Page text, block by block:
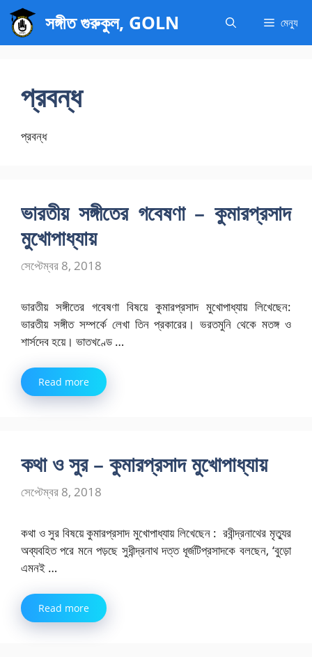
এড়িেয়
লেখায়
যান
সঙ্গীত গুরুকুল, GOLN মেন্যু
প্রবন্ধ
প্রবন্ধ
ভারতীয় সঙ্গীতের গবেষণা – কুমারপ্রসাদ
মুখোপাধ্যায়
সেপ্টেম্বর 8, 2018
ভারতীয় সঙ্গীতের গবেষণা বিষয়ে কুমারপ্রসাদ মুখোপাধ্যায় লিখেছেন:
ভারতীয় সঙ্গীত সম্পর্কে লেখা তিন প্রকারের। ভরতমুনি থেকে মতঙ্গ ও
শার্সদেব হয়ে। ভাতখণ্ডে …
Read more
কথা ও সুর – কুমারপ্রসাদ মুখোপাধ্যায়
সেপ্টেম্বর 8, 2018
কথা ও সুর বিষয়ে কুমারপ্রসাদ মুখোপাধ্যায় লিখেছেন : রবীন্দ্রনাথের মৃত্যুর
অব্যবহিত পরে মনে পড়ছে সুধীন্দ্রনাথ দত্ত ধূর্জটিপ্রসাদকে বলছেন, ‘বুড়ো
এমনই …
Read more